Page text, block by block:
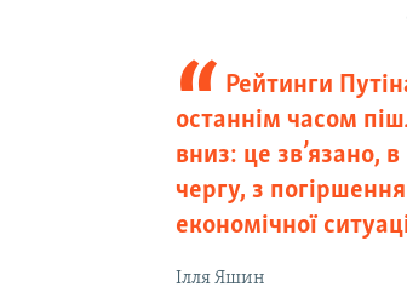
Рейтинги
останнім часом
вниз: це зв’язано,
чергу, з
економічної
Ілля Яшин